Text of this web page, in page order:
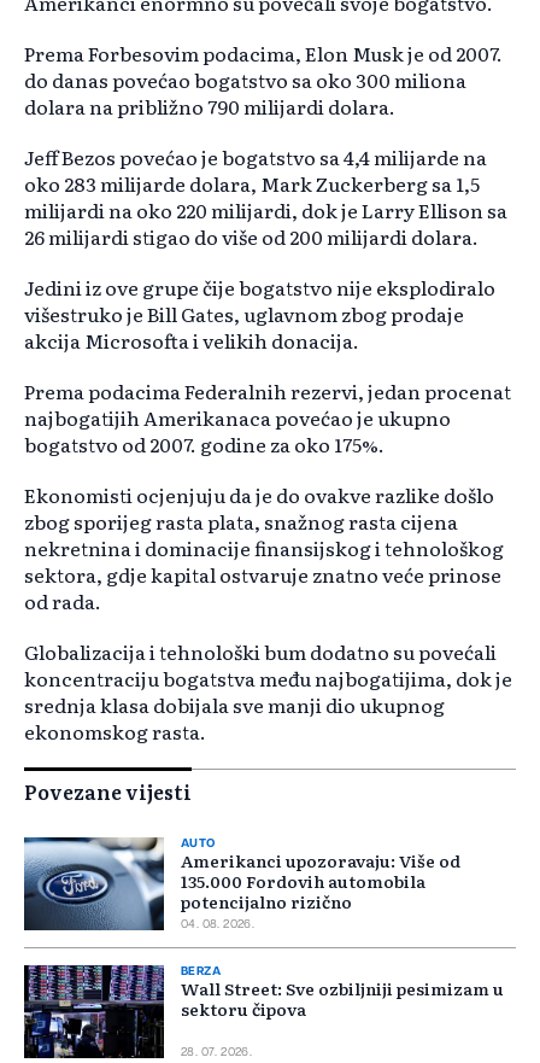
Prema Forbesovim podacima, Elon Musk je od 2007.
do danas povećao bogatstvo sa oko 300 miliona
dolara na približno 790 milijardi dolara.
Jeff Bezos povećao je bogatstvo sa 4,4 milijarde na
oko 283 milijarde dolara, Mark Zuckerberg sa 1,5
milijardi na oko 220 milijardi, dok je Larry Ellison sa
26 milijardi stigao do više od 200 milijardi dolara.
Jedini iz ove grupe čije bogatstvo nije eksplodiralo
višestruko je Bill Gates, uglavnom zbog prodaje
akcija Microsofta i velikih donacija.
Prema podacima Federalnih rezervi, jedan procenat
najbogatijih Amerikanaca povećao je ukupno
bogatstvo od 2007. godine za oko 175%.
Ekonomisti ocjenjuju da je do ovakve razlike došlo
zbog sporijeg rasta plata, snažnog rasta cijena
nekretnina i dominacije finansijskog i tehnološkog
sektora, gdje kapital ostvaruje znatno veće prinose
od rada.
Globalizacija i tehnološki bum dodatno su povećali
koncentraciju bogatstva među najbogatijima, dok je
srednja klasa dobijala sve manji dio ukupnog
ekonomskog rasta.
Povezane vijesti
AUTO
Amerikanci upozoravaju: Više od
135.000 Fordovih automobila
potencijalno rizično
04. 08. 2026.
BERZA
Wall Street: Sve ozbiljniji pesimizam u
sektoru čipova
28. 07. 2026.